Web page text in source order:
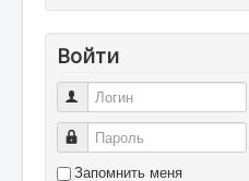
Войти
Логин
Пароль
Запомнить меня